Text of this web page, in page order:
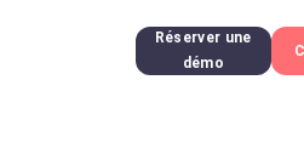
Réserver une
démo